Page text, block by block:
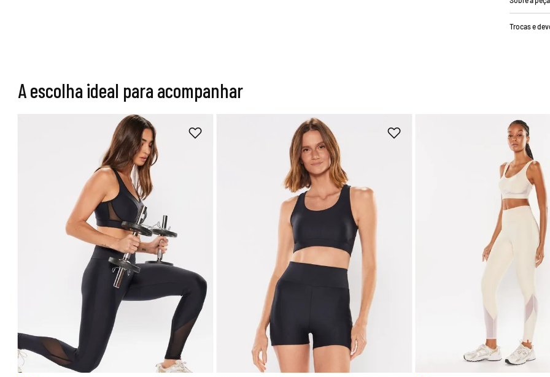
Trocas e
A escolha ideal para acompanhar
Adicionar na sacola
GG
P
Adicionar na sacola
G
Adicionar na sacola